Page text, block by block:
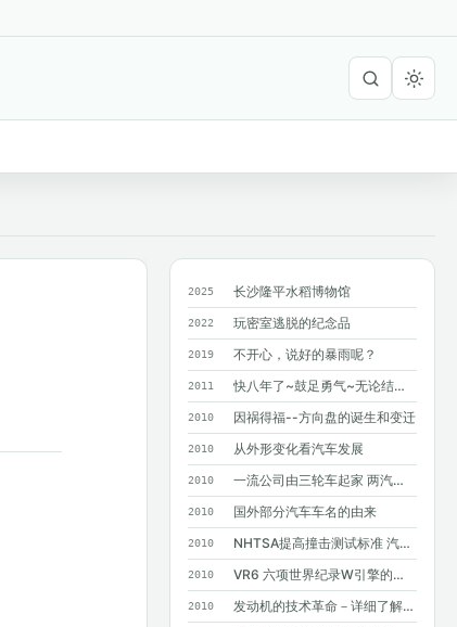
2025 长沙隆平水稻博物馆
2022 玩密室逃脱的纪念品
2019 不开心，说好的暴雨呢？
2011 快八年了~鼓足勇气~无论结果如何~只求...
2010 因祸得福--方向盘的诞生和变迁
2010 从外形变化看汽车发展
2010 一流公司由三轮车起家 两汽车巨人造就奔驰
2010 国外部分汽车车名的由来
2010 NHTSA提高撞击测试标准 汽车安全要求进一步提高
2010 VR6 六项世界纪录W引擎的基础
2010 发动机的技术革命－详细了解GDI